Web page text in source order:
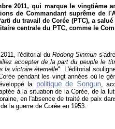
2011, qui marque le vingtième
de Commandant suprême de
du travail de Corée (PTC), a
centrale du PTC, comme le
l'éditorial du Rodong Sinmun
accepter de la part du peuple le
la victoire éternelle". L'éditorial
pendant les vingt années où le
la politique de Songun,
à la situation de la Corée, de la
en l'absence de traité de paix
la guerre de Corée en 1953.